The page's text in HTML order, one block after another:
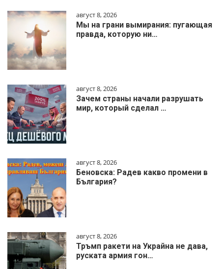
август 8, 2026
Мы на грани вымирания: пугающая
правда, которую ни…
август 8, 2026
Зачем страны начали разрушать
мир, который сделал …
август 8, 2026
Беновска: Радев какво промени в
България?
август 8, 2026
Тръмп ракети на Украйна не дава,
руската армия гон…